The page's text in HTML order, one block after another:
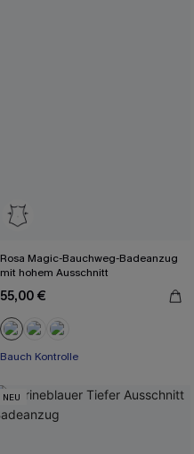
Rosa Magic-Bauchweg-Badeanzug
mit hohem Ausschnitt
55,00 €
Bauch Kontrolle
NEU